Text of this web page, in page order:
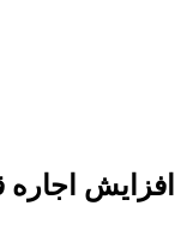
افزایش